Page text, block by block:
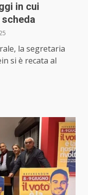
in cui
la segretaria
si è recata al